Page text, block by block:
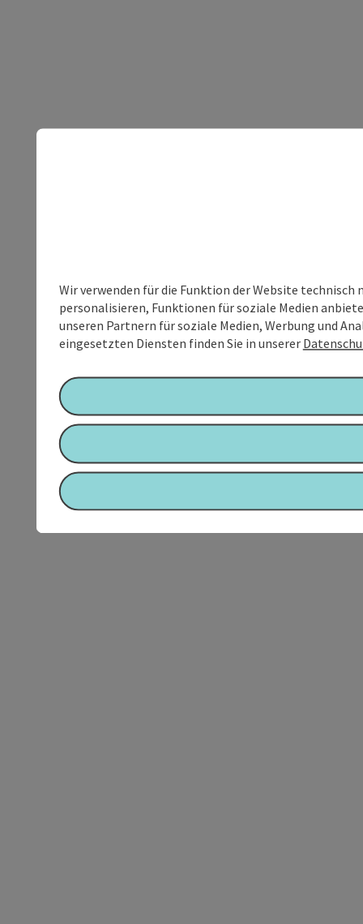
Wir verwenden für die Funktion der Website
personalisieren, Funktionen für soziale Medien
unseren Partnern für soziale Medien, Werbung und
eingesetzten Diensten finden Sie in unserer